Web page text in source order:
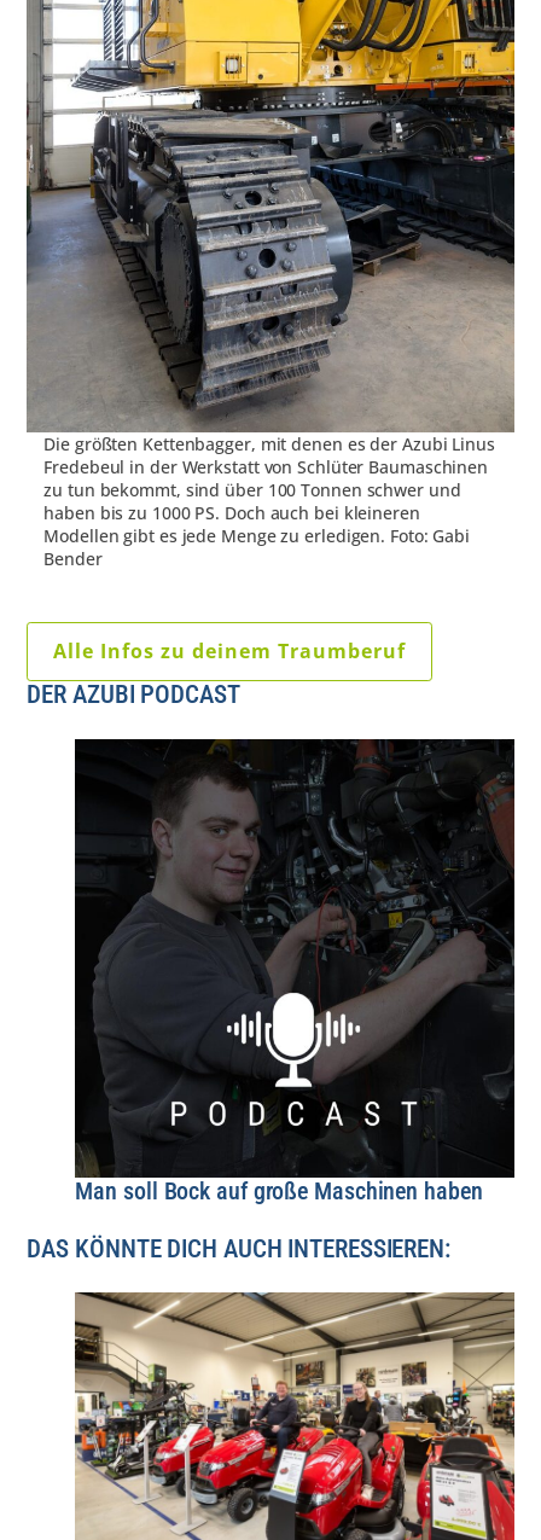
Die größten Kettenbagger, mit denen es der Azubi Linus
Fredebeul in der Werkstatt von Schlüter Baumaschinen
zu tun bekommt, sind über 100 Tonnen schwer und
haben bis zu 1000 PS. Doch auch bei kleineren
Modellen gibt es jede Menge zu erledigen. Foto: Gabi
Bender
Alle Infos zu deinem Traumberuf
DER AZUBI PODCAST
Man soll Bock auf große Maschinen haben
DAS KÖNNTE DICH AUCH INTERESSIEREN: